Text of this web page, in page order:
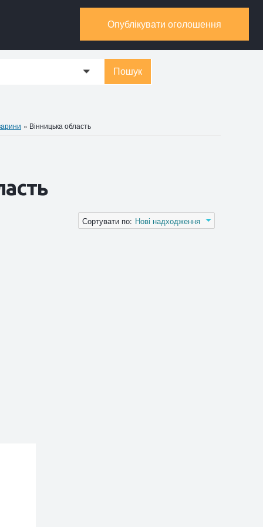
Опублікувати оголошення
0 Пошук
» Вінницька область
Сортувати по: Нові надходження